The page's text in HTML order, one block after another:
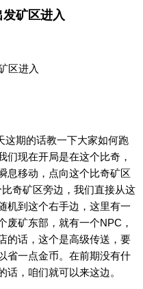
矿区进入
区进入
期的话教一下大家如何跑
们现在开局是在这个比奇，
息移动，点向这个比奇矿区
奇矿区旁边，我们直接从这
机到这个右手边，这里有一
废矿东部，就有一个NPC，
的话，这个是高级传送，要
省一点金币。在前期没有什
，咱们就可以来这边。